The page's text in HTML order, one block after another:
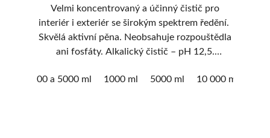
Velmi koncentrovaný a účinný čistič pro
interiér i exteriér se širokým spektrem ředění.
Skvělá aktivní pěna. Neobsahuje rozpouštědla
ani fosfáty. Alkalický čistič – pH 12,5.
1000 a 5000 ml
1000 ml 5000 ml 10 000 ml